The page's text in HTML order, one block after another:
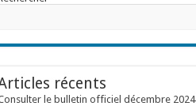
récents
le bulletin officiel décembre 2024